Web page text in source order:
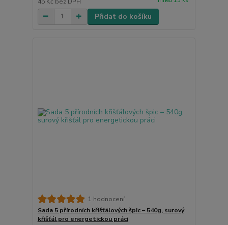
Přidat do košíku
1 hodnocení
Sada 5 přírodních křišťálových špic – 540g, surový
křišťál pro energetickou práci